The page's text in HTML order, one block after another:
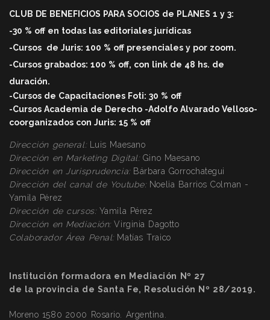
CLUB DE BENEFICIOS PARA SOCIOS de PLANES 1 y 3:
-30 % off en todas las editoriales jurídicas
-Cursos de Juris: 100 % off presenciales y por zoom.
-Cursos grabados: 100 % off, con link de 48 hs. de
duración.
-Cursos de Capacitaciones Foti: 30 % off
-Cursos Academia de Derecho -Adolfo Alvarado Velloso-
coorganizados con Juris: 15 % off
Dirección general:Luis Maesano
Dirección en Marketing Digital:Gino Maesano
Dirección en Jurisprudencia:Bárbara Gorrochategui
Dirección del canal de Youtube: Noelia Barrios Colman -
Yamila Pérez
Dirección de cursos: Yamila Pérez
Dirección en Mediación:Virginia Dagotto
Colaborador Área Penal:Matías Traico
Institución formadora en Mediación Nº 27
de la provincia de Santa Fe, Resolución Nº 28/2019.
Moreno 1580 2000 Rosario. Argentina.